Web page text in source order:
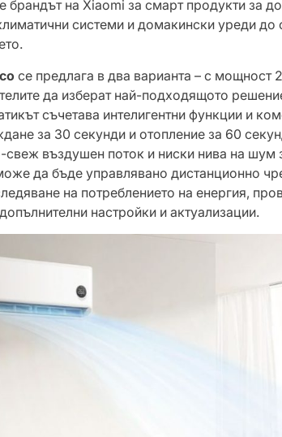
брандът на Xiaomi за смарт продукти за
системи и домакински уреди до
се предлага в два варианта – с мощност
да изберат най-подходящото
съчетава интелигентни функции и
за 30 секунди и отопление за 60
свеж въздушен поток и ниски нива на
да бъде управлявано дистанционно
на потреблението на енергия,
настройки и актуализации.